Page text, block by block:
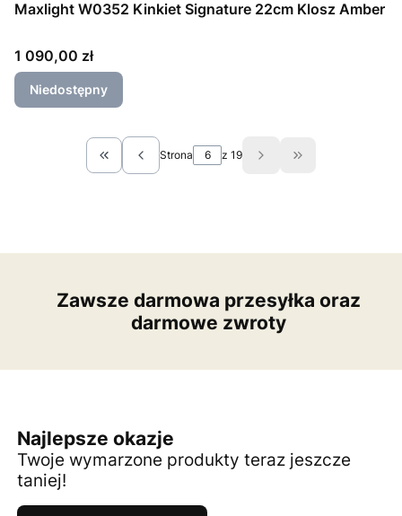
Maxlight W0352 Kinkiet Signature 22cm Klosz Amber
Cena
1 090,00 zł
Niedostępny
Wróć do pierwszej strony z produktami
Strona z 19 Przejdź do
Zawsze darmowa przesyłka oraz
darmowe zwroty
Najlepsze okazje
Twoje wymarzone produkty teraz jeszcze
taniej!